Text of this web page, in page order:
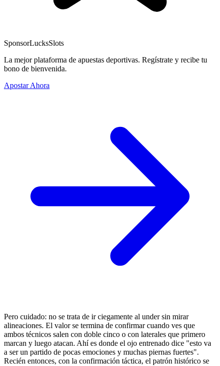
SponsorLucksSlots
La mejor plataforma de apuestas deportivas. Regístrate y recibe tu
bono de bienvenida.
Apostar Ahora
Pero cuidado: no se trata de ir ciegamente al under sin mirar
alineaciones. El valor se termina de confirmar cuando ves que
ambos técnicos salen con doble cinco o con laterales que primero
marcan y luego atacan. Ahí es donde el ojo entrenado dice "esto va
a ser un partido de pocas emociones y muchas piernas fuertes".
Recién entonces, con la confirmación táctica, el patrón histórico se